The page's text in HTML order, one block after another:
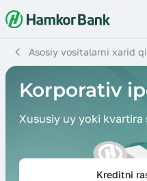
Asosiy vositalarni xarid
Korporativ
Xususiy uy yoki
Kreditni